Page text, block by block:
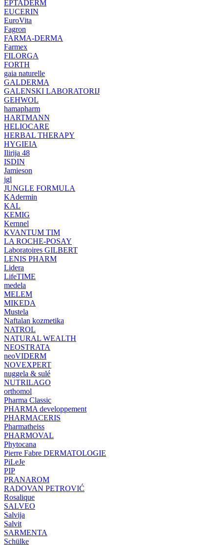
EPTADERM
EUCERIN
EuroVita
Fagron
FARMA-DERMA
Farmex
FILORGA
FORTH
gaia naturelle
GALDERMA
GALENSKI LABORATORIJ
GEHWOL
hamapharm
HARTMANN
HELIOCARE
HERBAL THERAPY
HYGIEIA
Ilirija 48
ISDIN
Jamieson
jgl
JUNGLE FORMULA
KAdermin
KAL
KEMIG
Kernnel
KVANTUM TIM
LA ROCHE-POSAY
Laboratoires GILBERT
LENIS PHARM
Lidera
LifeTIME
medela
MELEM
MIKEDA
Mustela
Naftalan kozmetika
NATROL
NATURAL WEALTH
NEOSTRATA
neoVIDERM
NOVEXPERT
nuggela & sulé
NUTRILAGO
orthomol
Pharma Classic
PHARMA developpement
PHARMACERIS
Pharmatheiss
PHARMOVAL
Phytocana
Pierre Fabre DERMATOLOGIE
PiLeJe
PIP
PRANAROM
RADOVAN PETROVIĆ
Rosalique
SALVEO
Salvija
Salvit
SARMENTA
Schülke